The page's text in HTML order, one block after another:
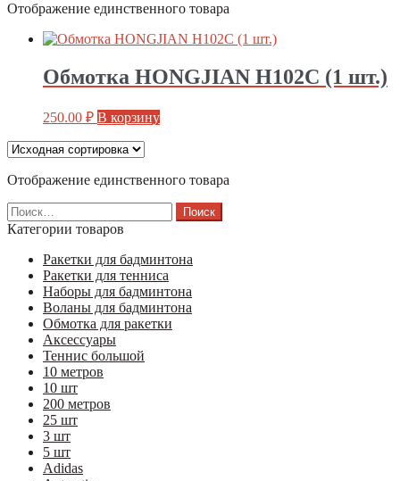
Отображение единственного товара
Обмотка HONGJIAN H102C (1 шт.)
250.00 ₽ В корзину
Отображение единственного товара
Найти:
Категории товаров
Ракетки для бадминтона
Ракетки для тенниса
Наборы для бадминтона
Воланы для бадминтона
Обмотка для ракетки
Аксессуары
Теннис большой
10 метров
10 шт
200 метров
25 шт
3 шт
5 шт
Adidas